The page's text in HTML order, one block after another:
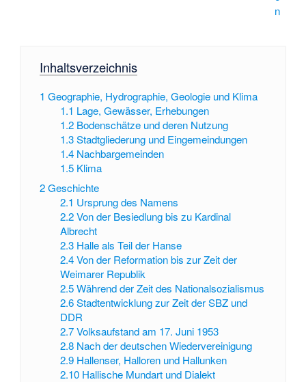
n
Inhaltsverzeichnis
1 Geographie, Hydrographie, Geologie und Klima
1.1 Lage, Gewässer, Erhebungen
1.2 Bodenschätze und deren Nutzung
1.3 Stadtgliederung und Eingemeindungen
1.4 Nachbargemeinden
1.5 Klima
2Geschichte
2.1 Ursprung des Namens
2.2 Von der Besiedlung bis zu Kardinal
Albrecht
2.3 Halle als Teil der Hanse
2.4 Von der Reformation bis zur Zeit der
Weimarer Republik
2.5 Während der Zeit des Nationalsozialismus
2.6 Stadtentwicklung zur Zeit der SBZ und
DDR
2.7 Volksaufstand am 17. Juni 1953
2.8 Nach der deutschen Wiedervereinigung
2.9 Hallenser, Halloren und Hallunken
2.10 Hallische Mundart und Dialekt